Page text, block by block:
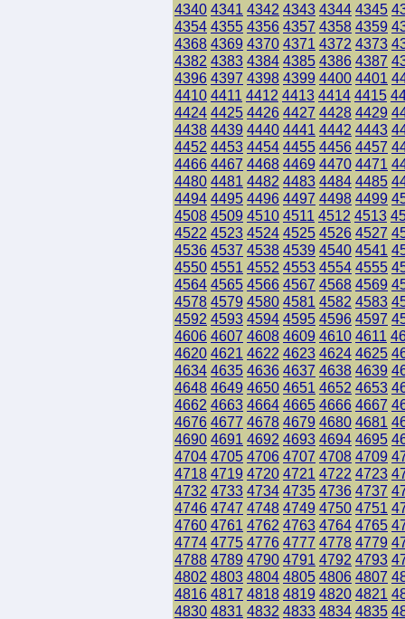
4340 4341 4342 4343 4344 4345
4354 4355 4356 4357 4358 4359
4368 4369 4370 4371 4372 4373
4382 4383 4384 4385 4386 4387
4396 4397 4398 4399 4400 4401
4410 4411 4412 4413 4414 4415
4424 4425 4426 4427 4428 4429
4438 4439 4440 4441 4442 4443
4452 4453 4454 4455 4456 4457
4466 4467 4468 4469 4470 4471
4480 4481 4482 4483 4484 4485
4494 4495 4496 4497 4498 4499
4508 4509 4510 4511 4512 4513
4522 4523 4524 4525 4526 4527
4536 4537 4538 4539 4540 4541
4550 4551 4552 4553 4554 4555
4564 4565 4566 4567 4568 4569
4578 4579 4580 4581 4582 4583
4592 4593 4594 4595 4596 4597
4606 4607 4608 4609 4610 4611
4620 4621 4622 4623 4624 4625
4634 4635 4636 4637 4638 4639
4648 4649 4650 4651 4652 4653
4662 4663 4664 4665 4666 4667
4676 4677 4678 4679 4680 4681
4690 4691 4692 4693 4694 4695
4704 4705 4706 4707 4708 4709
4718 4719 4720 4721 4722 4723
4732 4733 4734 4735 4736 4737
4746 4747 4748 4749 4750 4751
4760 4761 4762 4763 4764 4765
4774 4775 4776 4777 4778 4779
4788 4789 4790 4791 4792 4793
4802 4803 4804 4805 4806 4807
4816 4817 4818 4819 4820 4821
4830 4831 4832 4833 4834 4835